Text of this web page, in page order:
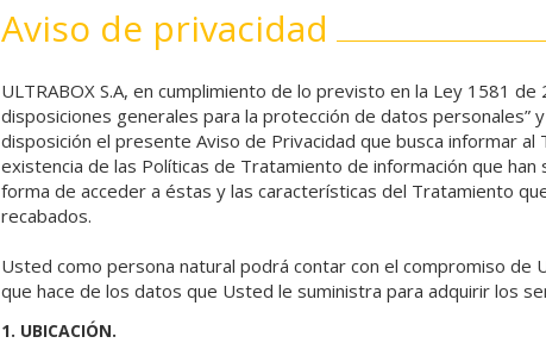
Aviso de privacidad
ULTRABOX S.A, en cumplimiento de lo previsto en la Ley 1581 de
disposiciones generales para la protección de datos personales”
disposición el presente Aviso de Privacidad que busca informar
existencia de las Políticas de Tratamiento de información que han
forma de acceder a éstas y las características del Tratamiento
recabados.
Usted como persona natural podrá contar con el compromiso de
que hace de los datos que Usted le suministra para adquirir los
1. UBICACIÓN.